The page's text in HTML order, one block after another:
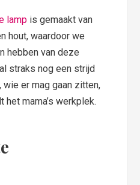
lamp is gemaakt van
hout, waardoor we
hebben van deze
straks nog een strijd
er mag gaan zitten,
mama’s werkplek.